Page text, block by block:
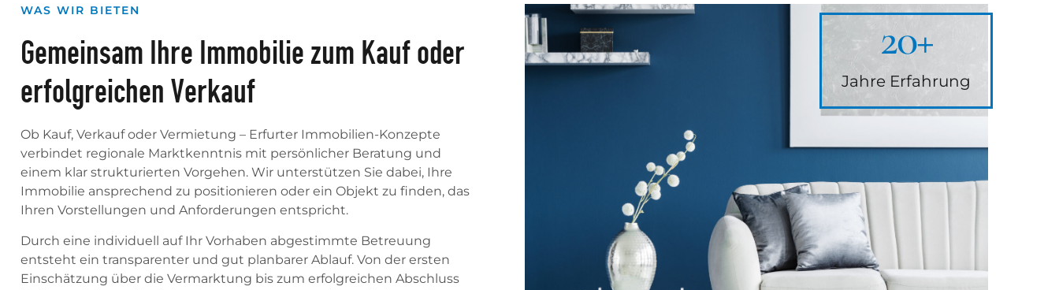
WAS WIR BIETEN
Gemeinsam Ihre Immobilie zum Kauf oder
erfolgreichen Verkauf
Ob Kauf, Verkauf oder Vermietung – Erfurter Immobilien-Konzepte
verbindet regionale Marktkenntnis mit persönlicher Beratung und
einem klar strukturierten Vorgehen. Wir unterstützen Sie dabei, Ihre
Immobilie ansprechend zu positionieren oder ein Objekt zu finden, das
Ihren Vorstellungen und Anforderungen entspricht.
Durch eine individuell auf Ihr Vorhaben abgestimmte Betreuung
entsteht ein transparenter und gut planbarer Ablauf. Von der ersten
Einschätzung über die Vermarktung bis zum erfolgreichen Abschluss
Jahre Erfahrung
20+